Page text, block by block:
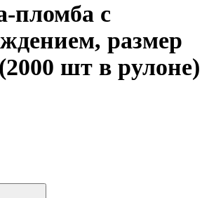
пломба с
размер
шт в рулоне)